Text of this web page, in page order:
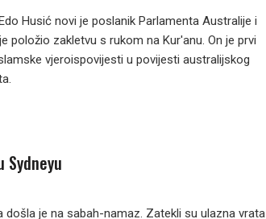
Husić novi je poslanik Parlamenta Australije i
položio zakletvu s rukom na Kur'anu. On je prvi
vjeroispovijesti u povijesti australijskog
Sydneyu
došla je na sabah-namaz. Zatekli su ulazna vrata